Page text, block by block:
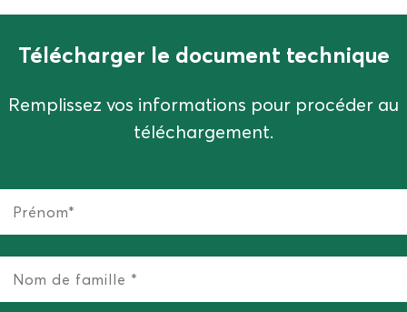
Télécharger le document technique
Remplissez vos informations pour procéder au
téléchargement.